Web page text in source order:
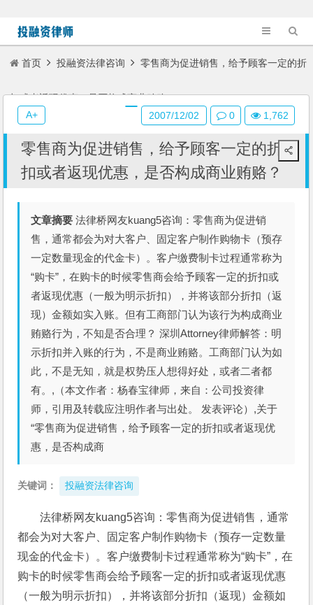
首页 投融资法律咨询 零售商为促进销售，给予顾客一定的折
扣或者返现优惠，是否构成商业贿赂？
零售商为促进销售，给予顾客一定的折
扣或者返现优惠，是否构成商业贿赂？
文章摘要 法律桥网友kuang5咨询：零售商为促进销
售，通常都会为对大客户、固定客户制作购物卡（预存
一定数量现金的代金卡）。客户缴费制卡过程通常称为
“购卡”，在购卡的时候零售商会给予顾客一定的折扣或
者返现优惠（一般为明示折扣），并将该部分折扣（返
现）金额如实入账。但有工商部门认为该行为构成商业
贿赂行为，不知是否合理？ 深圳Attorney律师解答：明
示折扣并入账的行为，不是商业贿赂。工商部门认为如
此，不是无知，就是权势压人想得好处，或者二者都
有。,（本文作者：杨春宝律师，来自：公司投资律
师，引用及转载应注明作者与出处。 发表评论）,关于
“零售商为促进销售，给予顾客一定的折扣或者返现优
惠，是否构成商
关键词： 投融资法律咨询
法律桥网友kuang5咨询：零售商为促进销售，通常
都会为对大客户、固定客户制作购物卡（预存一定数量
现金的代金卡）。客户缴费制卡过程通常称为“购卡”，在
购卡的时候零售商会给予顾客一定的折扣或者返现优惠
（一般为明示折扣），并将该部分折扣（返现）金额如
2007/12/02 0 1,762
A+